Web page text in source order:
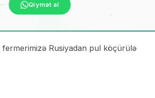
Qiymət al
fermerimizə Rusiyadan pul köçürülə